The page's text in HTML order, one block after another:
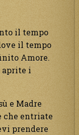
il tempo
il tempo
Amore.
aprite i
e Madre
che entriate
prendere